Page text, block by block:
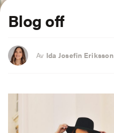
Blog off
Av Ida Josefin Eriksson